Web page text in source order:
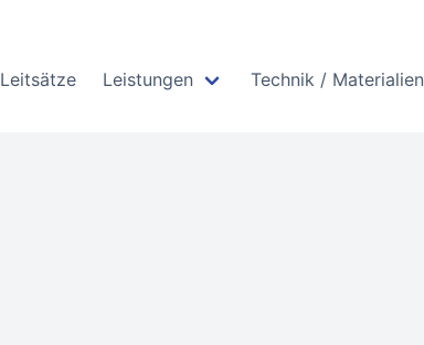
Leitsätze Leistungen Technik / Materialien